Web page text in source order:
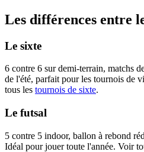
Les différences entre
Le sixte
6 contre 6 sur demi-terrain, matchs
de l'été, parfait pour les tournois de
tous les tournois de sixte.
Le futsal
5 contre 5 indoor, ballon à rebond
Idéal pour jouer toute l'année. Voir